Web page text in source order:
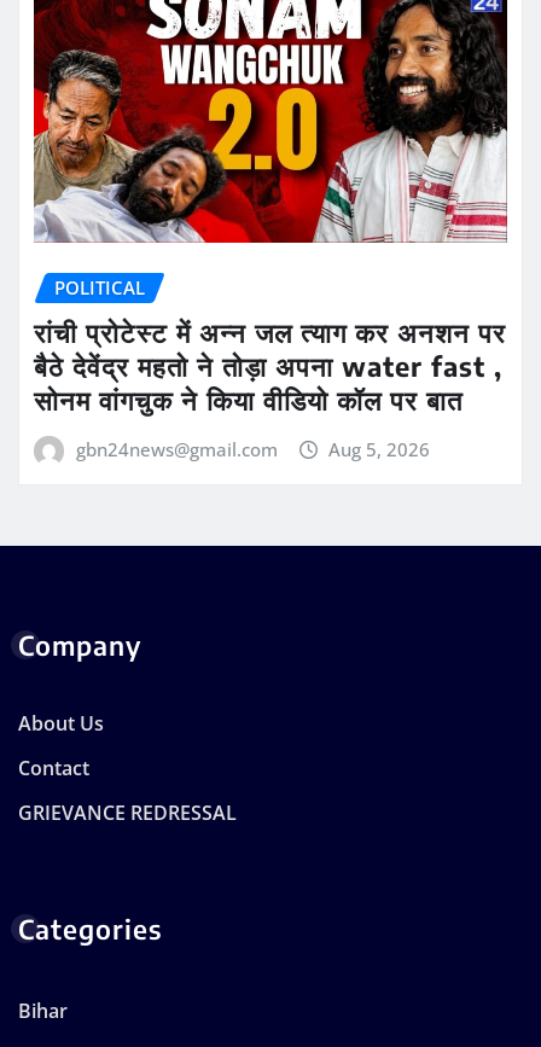
POLITICAL
रांची प्रोटेस्ट में अन्न जल त्याग कर अनशन पर
बैठे देवेंद्र महतो ने तोड़ा अपना water fast ,
सोनम वांगचुक ने किया वीडियो कॉल पर बात
gbn24news@gmail.com Aug 5, 2026
Company
About Us
Contact
GRIEVANCE REDRESSAL
Categories
Bihar